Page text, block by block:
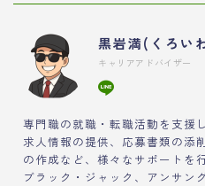
黒岩満(くろい
キャリアアドバイザー
専門職の就職・転職活動を支援
求人情報の提供、応募書類の添
の作成など、様々なサポートを
ブラック・ジャック、アンサン